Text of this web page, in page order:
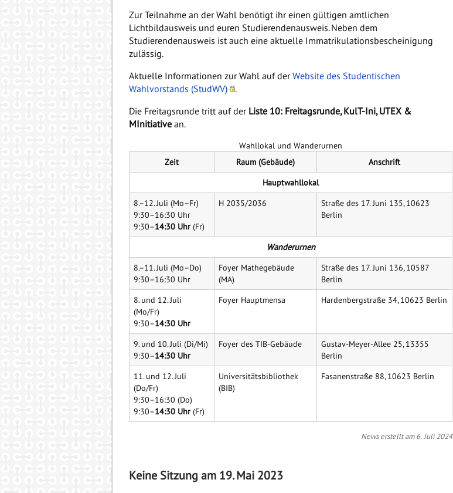
Zur Teilnahme an der Wahl benötigt ihr einen gültigen amtlichen
Lichtbildausweis und euren Studierendenausweis. Neben dem
Studierendenausweis ist auch eine aktuelle Immatrikulationsbescheinigung
zulässig.
Aktuelle Informationen zur Wahl auf derWebsite des Studentischen
Wahlvorstands (StudWV)
.
Die Freitagsrunde tritt auf der Liste 10: Freitagsrunde, KulT-Ini, UTEX &
MInitiative an.
Wahllokal und Wanderurnen
Zeit
Raum (Gebäude)
Anschrift
Hauptwahllokal
8.–12. Juli (Mo–Fr)
9:30–16:30 Uhr
9:30–14:30 Uhr(Fr)
H 2035/2036
Straße des 17. Juni 135, 10623
Berlin
Wanderurnen
8.–11. Juli (Mo–Do)
9:30–16:30 Uhr
Foyer Mathegebäude
(MA)
Straße des 17. Juni 136, 10587
Berlin
8. und 12. Juli
(Mo/Fr)
9:30–14:30 Uhr
Foyer Hauptmensa Hardenbergstraße 34, 10623 Berlin
9. und 10. Juli (Di/Mi)
9:30–14:30 Uhr
Foyer des TIB-Gebäude
Gustav-Meyer-Allee 25, 13355
Berlin
11. und 12. Juli
(Do/Fr)
9:30–16:30 (Do)
9:30–14:30 Uhr(Fr)
Universitätsbibliothek
(BIB)
Fasanenstraße 88, 10623 Berlin
News erstellt am 6. Juli 2024
Keine Sitzung am 19. Mai 2023